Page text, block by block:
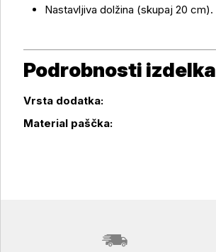
Nastavljiva dolžina (skupaj 20 cm).
Podrobnosti izdelka
Podrobnosti izdelka
Vrsta dodatka:
Material paščka: